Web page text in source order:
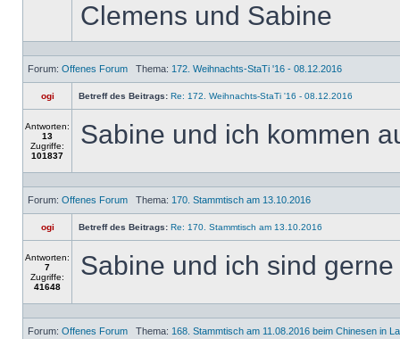
Clemens und Sabine
Forum: Offenes Forum Thema: 172. Weihnachts-StaTi '16 - 08.12.2016
ogi Betreff des Beitrags: Re: 172. Weihnachts-StaTi '16 - 08.12.2016
Antworten:
13
Zugriffe:
101837
Sabine und ich kommen
Forum: Offenes Forum Thema: 170. Stammtisch am 13.10.2016
ogi Betreff des Beitrags: Re: 170. Stammtisch am 13.10.2016
Antworten:
7
Zugriffe:
41648
Sabine und ich sind
Forum: Offenes Forum Thema: 168. Stammtisch am 11.08.2016 beim Chinesen in